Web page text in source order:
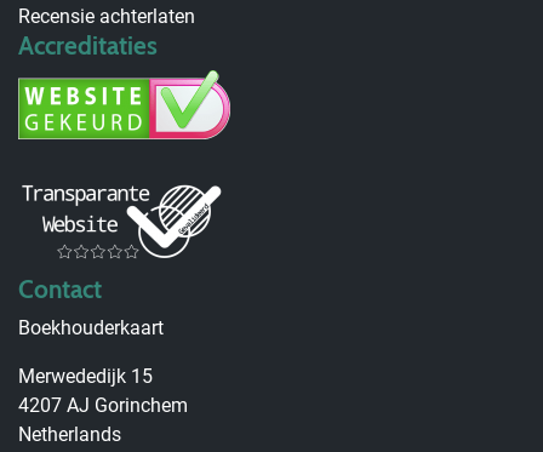
Recensie achterlaten
Accreditaties
Contact
Boekhouderkaart
Merwededijk 15
4207 AJ Gorinchem
Netherlands